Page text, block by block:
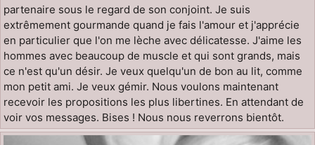
partenaire sous le regard de son conjoint. Je suis
extrêmement gourmande quand je fais l'amour et j'apprécie
en particulier que l'on me lèche avec délicatesse. J'aime les
hommes avec beaucoup de muscle et qui sont grands, mais
ce n'est qu'un désir. Je veux quelqu'un de bon au lit, comme
mon petit ami. Je veux gémir. Nous voulons maintenant
recevoir les propositions les plus libertines. En attendant de
voir vos messages. Bises ! Nous nous reverrons bientôt.